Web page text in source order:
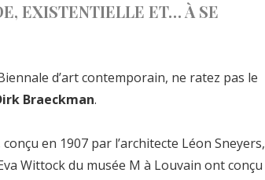
EXISTENTIELLE ET… À SE
d’art contemporain, ne ratez pas le
Braeckman.
en 1907 par l’architecte Léon Sneyers,
Wittock du musée M à Louvain ont conçu